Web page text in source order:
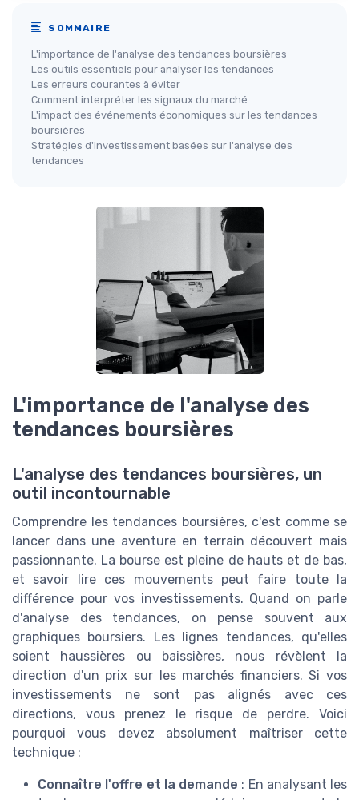
SOMMAIRE
L'importance de l'analyse des tendances boursières
Les outils essentiels pour analyser les tendances
Les erreurs courantes à éviter
Comment interpréter les signaux du marché
L'impact des événements économiques sur les tendances
boursières
Stratégies d'investissement basées sur l'analyse des
tendances
L'importance de l'analyse des
tendances boursières
L'analyse des tendances boursières, un
outil incontournable
Comprendre les tendances boursières, c'est comme se
lancer dans une aventure en terrain découvert mais
passionnante. La bourse est pleine de hauts et de bas,
et savoir lire ces mouvements peut faire toute la
différence pour vos investissements. Quand on parle
d'analyse des tendances, on pense souvent aux
graphiques boursiers. Les lignes tendances, qu'elles
soient haussières ou baissières, nous révèlent la
direction d'un prix sur les marchés financiers. Si vos
investissements ne sont pas alignés avec ces
directions, vous prenez le risque de perdre. Voici
pourquoi vous devez absolument maîtriser cette
technique :
Connaître l'offre et la demande : En analysant les